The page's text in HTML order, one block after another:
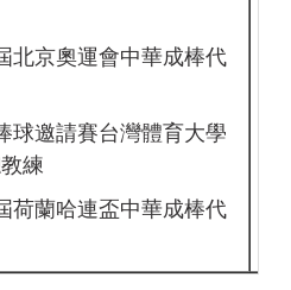
北京奧運會中華成棒代
球邀請賽台灣體育大學
練
荷蘭哈連盃中華成棒代